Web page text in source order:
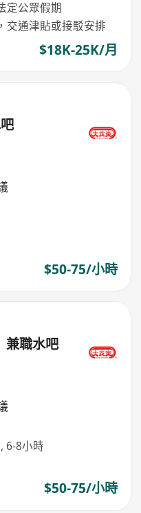
定公眾假期
交通津貼或接駁安排
$18K-25K/月
$50-75/小時
兼職水吧
6-8小時
$50-75/小時